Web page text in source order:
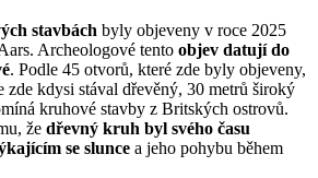
stavbách byly objeveny v roce 2025
Archeologové tento objev datují do
. Podle 45 otvorů, které zde byly objeveny,
zde kdysi stával dřevěný, 30 metrů široký
kruhové stavby z Britských ostrovů.
že dřevný kruh byl svého času
se slunce a jeho pohybu během